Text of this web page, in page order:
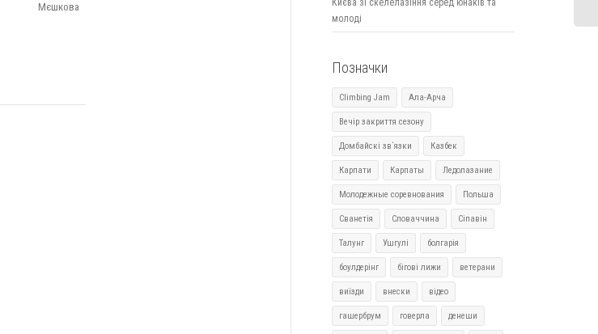
Мєшкова
Ігоря Чаплинського.
Києва зі скелелазіння серед юнаків та
молоді
Позначки
Climbing Jam Ала-Арча
Вечір закриття сезону
Домбайскі зв`язки Казбек
Карпати Карпаты Ледолазание
Молодежные соревнования Польша
Сванетія Словаччина Сіпавін
Талунг Ушгулі болгарія
боулдерінг бігові лижи ветерани
виїзди внески відео
гашербрум говерла денеши